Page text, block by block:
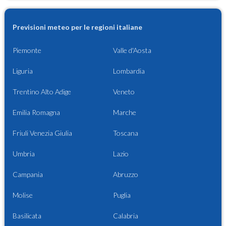
Previsioni meteo per le regioni italiane
Piemonte Valle d'Aosta
Liguria Lombardia
Trentino Alto Adige Veneto
Emilia Romagna Marche
Friuli Venezia Giulia Toscana
Umbria Lazio
Campania Abruzzo
Molise Puglia
Basilicata Calabria